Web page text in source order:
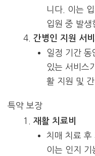
니다. 이는
입원 중 발생
간병인 지원 서
일정 기간 동
있는 서비스
활 지원 및
특약 보장
재활 치료비
치매 치료 후
이는 인지 기